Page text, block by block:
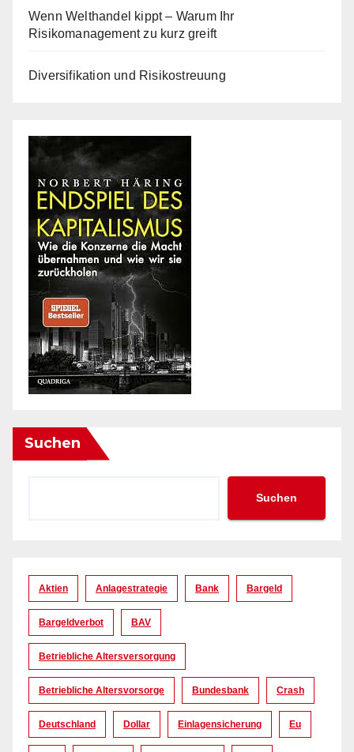
Wenn Welthandel kippt – Warum Ihr
Risikomanagement zu kurz greift
Diversifikation und Risikostreuung
Suchen
Suchen
Aktien Anlagestrategie Bank Bargeld
Bargeldverbot BAV
Betriebliche Altersversorgung
Betriebliche Altersvorsorge Bundesbank Crash
Deutschland Dollar Einlagensicherung Eu